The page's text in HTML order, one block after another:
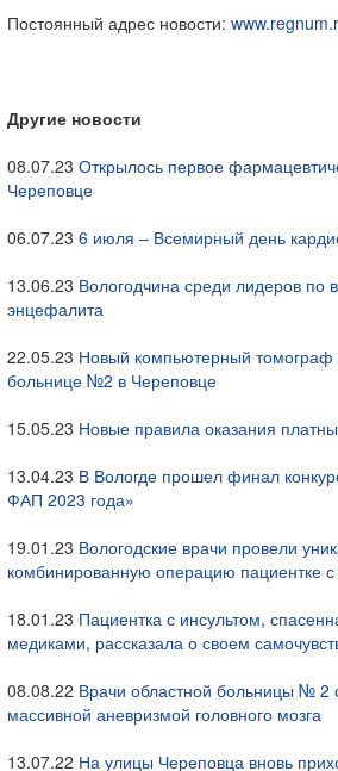
Постоянный адрес новости:
Другие новости
08.07.23 Открылось первое
Череповце
06.07.23 6 июля – Всемирный день
13.06.23 Вологодчина среди лидеров по
энцефалита
22.05.23 Новый компьютерный томограф
больнице №2 в Череповце
15.05.23 Новые правила оказания
13.04.23 В Вологде прошел финал
ФАП 2023 года»
19.01.23 Вологодские врачи провели
комбинированную операцию пациентке с
18.01.23 Пациентка с инсультом,
медиками, рассказала о своем
08.08.22 Врачи областной больницы № 2
массивной аневризмой головного мозга
13.07.22 На улицы Череповца вновь